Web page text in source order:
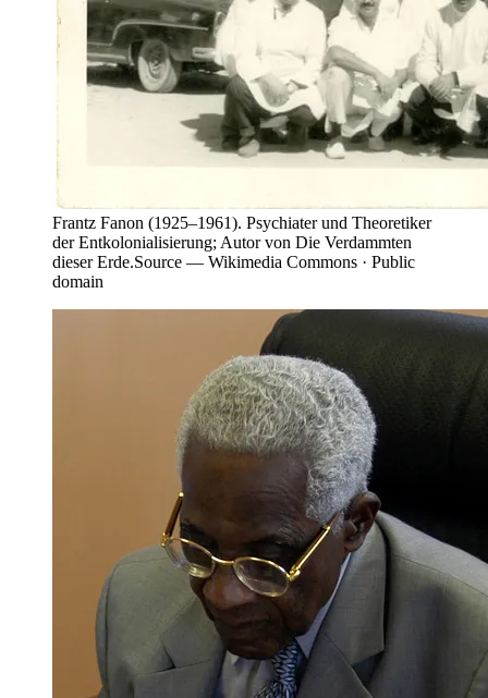
Frantz Fanon (1925–1961). Psychiater und Theoretiker
der Entkolonialisierung; Autor von Die Verdammten
dieser Erde.Source — Wikimedia Commons · Public
domain